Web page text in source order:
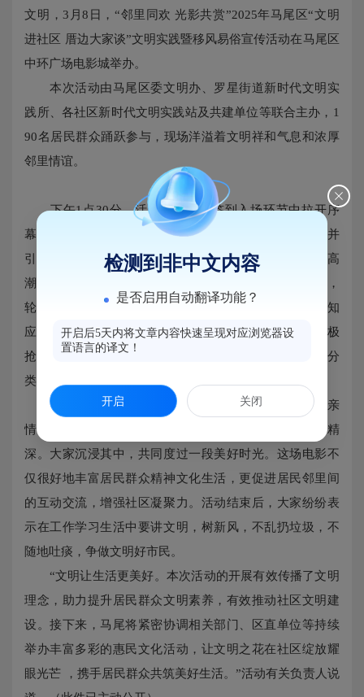
文明，3月8日，“邻里同欢 光影共赏”2025年马尾区“文明
进社区 厝边大家谈”文明实践暨移风易俗宣传活动在马尾区
中环广场电影城举办。
本次活动由马尾区委文明办、罗星街道新时代文明实
践所、各社区新时代文明实践站及共建单位等联合主办，1
90名居民群众踊跃参与，现场洋溢着文明祥和气息和浓厚
邻里情谊。
下午1点30分，活动在有序的签到入场环节中拉开序
幕，文明实践志愿者贴心地为大家发放爆米花和饮料，并
引导就座。随后，精彩的互动表演环节将现场气氛推向高
潮。文艺汇演《长歌行》《桃花流水》等节目精彩纷呈，
轮番上演；互动问答环节则围绕电影情节与城市文明应知
应会展开，在文明宣传员的引导下，大家踊跃参与，积极
抢答文明交通、文明旅游、文明餐桌、文明养犬和垃圾分
类等有关知识，既收获欢乐，又增长见识。
下午2点40分始，电影《哪吒2》正式播放。影片中亲
情与友情的动人演绎，彰显中华优秀传统文化的博大精
深。大家沉浸其中，共同度过一段美好时光。这场电影不
仅很好地丰富居民群众精神文化生活，更促进居民邻里间
的互动交流，增强社区凝聚力。活动结束后，大家纷纷表
示在工作学习生活中要讲文明，树新风，不乱扔垃圾，不
随地吐痰，争做文明好市民。
“文明让生活更美好。本次活动的开展有效传播了文明
理念，助力提升居民群众文明素养，有效推动社区文明建
设。接下来，马尾将紧密协调相关部门、区直单位等持续
举办丰富多彩的惠民文化活动，让文明之花在社区绽放耀
眼光芒 ，携手居民群众共筑美好生活。”活动有关负责人说
检测到非中文内容
是否启用自动翻译功能？
开启后5天内将文章内容快速呈现对应浏览器设
置语言的译文！
开启 关闭